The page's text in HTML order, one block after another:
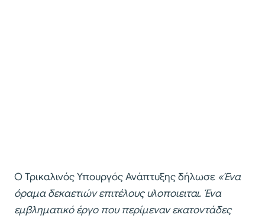
Ο Τρικαλινός Υπουργός Ανάπτυξης δήλωσε «Ένα
όραμα δεκαετιών επιτέλους υλοποιειται. Ένα
εμβληματικό έργο που περίμεναν εκατοντάδες